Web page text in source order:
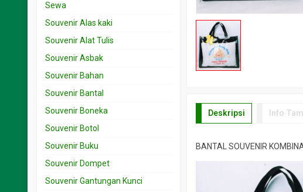
Deskripsi Info
BANTAL SOUVENIR
Sewa
Souvenir Alas kaki
Souvenir Alat Tulis
Souvenir Asbak
Souvenir Bahan
Souvenir Bantal
Souvenir Boneka
Souvenir Botol
Souvenir Buku
Souvenir Dompet
Souvenir Gantungan Kunci